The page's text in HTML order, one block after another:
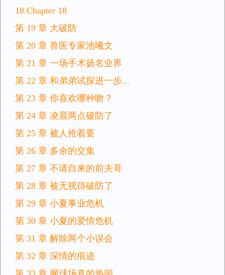
18.Chapter 18
第 19 章 大破防
第 20 章 兽医专家池曦文
第 21 章 一场手术扬名业界
第 22 章 和弟弟试探进一步...
第 23 章 你喜欢哪种吻？
第 24 章 凌晨两点破防了
第 25 章 被人抢着要
第 26 章 多余的交集
第 27 章 不请自来的前夫哥
第 28 章 被无视得破防了
第 29 章 小夏事业危机
第 30 章 小夏的爱情危机
第 31 章 解除两个小误会
第 32 章 深情的痕迹